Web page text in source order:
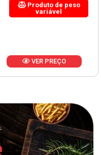
Produto de peso
variável
VER PREÇO